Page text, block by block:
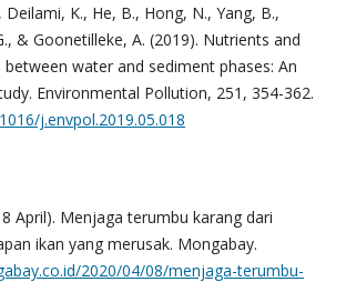
Deilami, K., He, B., Hong, N., Yang, B.,
& Goonetilleke, A. (2019). Nutrients and
water and sediment phases: An
Environmental Pollution, 251, 354-362.
j.envpol.2019.05.018
April). Menjaga terumbu karang dari
ikan yang merusak. Mongabay.
2020/04/08/menjaga-terumbu-